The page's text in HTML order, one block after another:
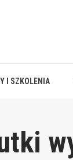
I SZKOLENIA